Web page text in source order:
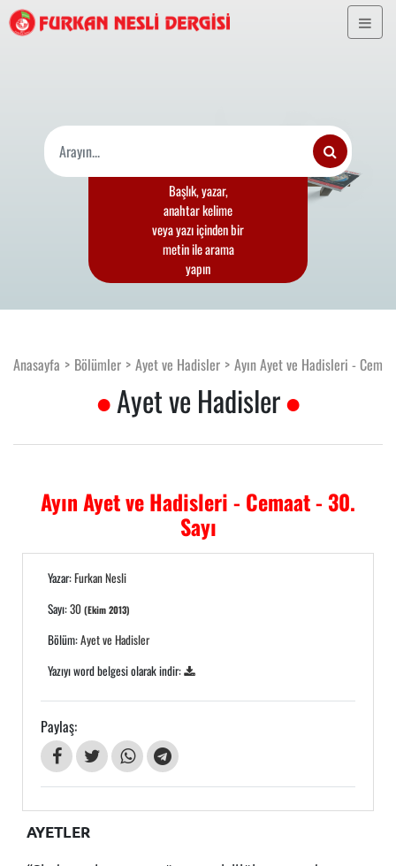
Başlık, yazar,
anahtar kelime
veya yazı içinden bir
metin ile arama
yapın
Anasayfa Bölümler Ayet ve Hadisler Ayın Ayet ve Hadisleri -
Ayet ve Hadisler
Ayın Ayet ve Hadisleri - Cemaat - 30.
Sayı
Yazar:Furkan Nesli
Sayı:30(Ekim 2013)
Bölüm:Ayet ve Hadisler
Yazıyı word belgesi olarak indir:
Paylaş:
AYETLER